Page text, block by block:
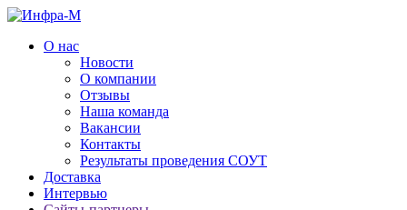
О нас
Новости
О компании
Отзывы
Наша команда
Вакансии
Контакты
Результаты проведения СОУТ
Доставка
Интервью